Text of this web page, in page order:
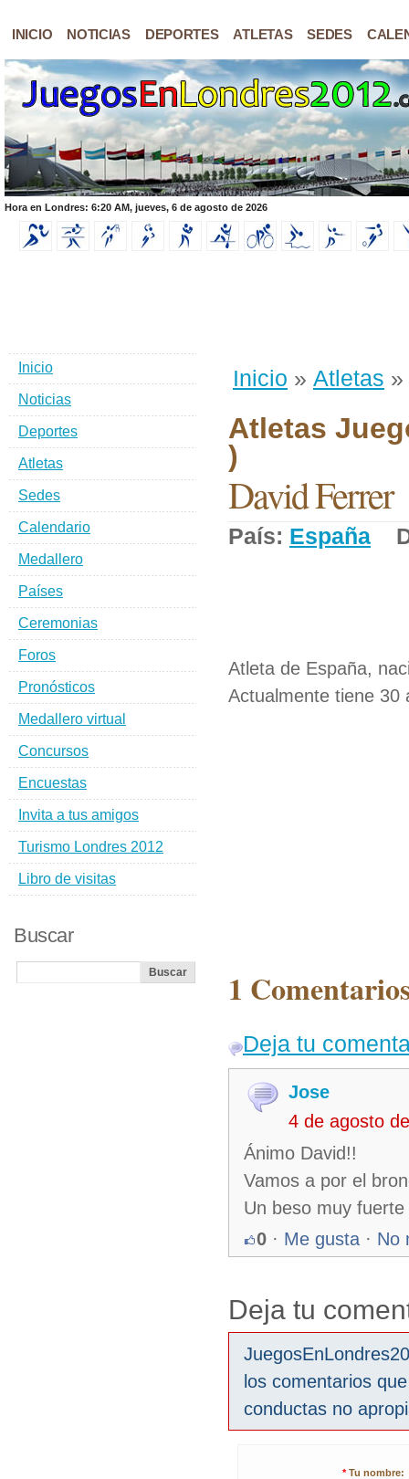
INICIO NOTICIAS DEPORTES ATLETAS SEDES
Hora en Londres: 6:20 AM, jueves, 6 de agosto de 2026
Inicio » Atletas »
Atletas
)
David Ferrer
País: España
Atleta de España,
Actualmente tiene 30
1
Deja tu
Jose
4 de agosto
Ánimo David!!
Vamos a por el
Un beso muy
0 · Me gusta · No
Deja tu
los comentarios
conductas no
* Tu nombre:
Inicio
Noticias
Deportes
Atletas
Sedes
Calendario
Medallero
Países
Ceremonias
Foros
Pronósticos
Medallero virtual
Concursos
Encuestas
Invita a tus amigos
Turismo Londres 2012
Libro de visitas
Buscar